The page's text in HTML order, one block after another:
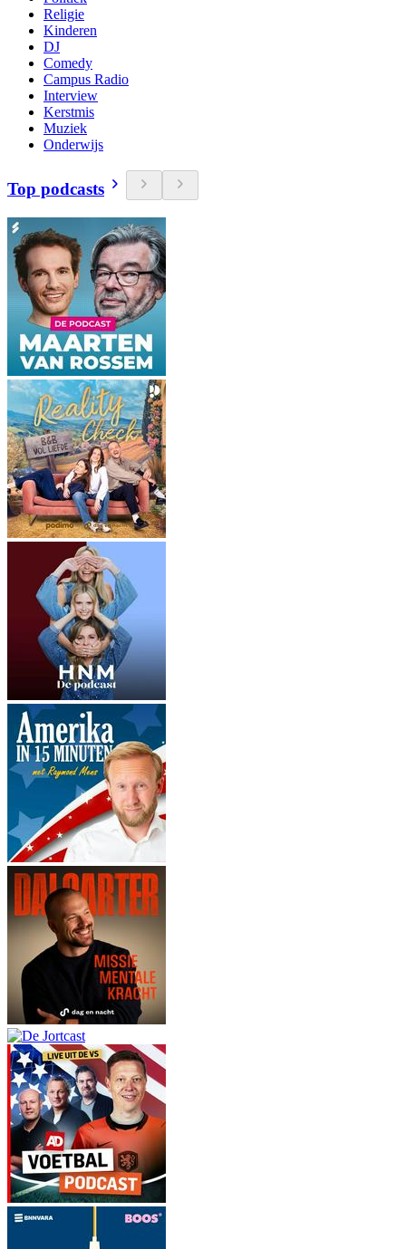
Religie
Kinderen
DJ
Comedy
Campus Radio
Interview
Kerstmis
Muziek
Onderwijs
Top podcasts